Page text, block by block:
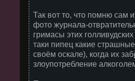
Так вот то, что помню сам
фото журнала-
гримасы этих
таки пипец какие
своём оскале), когда их
злоупотребление